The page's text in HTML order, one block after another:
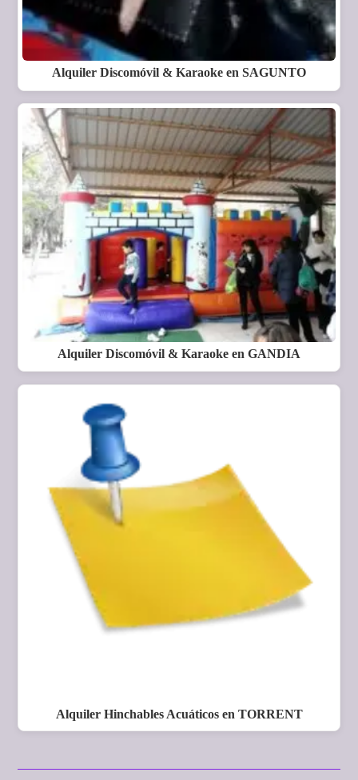
Alquiler Discomóvil & Karaoke en SAGUNTO
Alquiler Discomóvil & Karaoke en GANDIA
Alquiler Hinchables Acuáticos en TORRENT